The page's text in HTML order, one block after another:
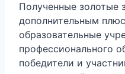
Полученные золотые
дополнительным
образовательные
профессионального
победители и